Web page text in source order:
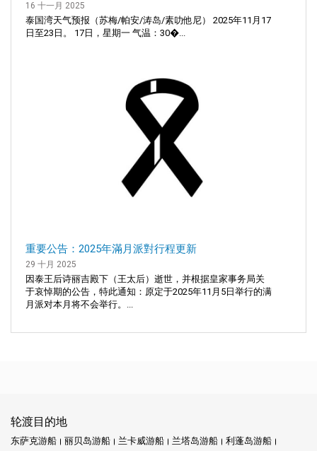
16 十一月 2025
泰国湾天气预报（苏梅/帕安/涛岛/素叻他尼） 2025年11月17
日至23日。 17日，星期一 气温：30�...
重要公告：2025年滿月派對行程更新
29 十月 2025
因泰王后诗丽吉殿下（王太后）逝世，并根据皇家事务局关
于哀悼期的公告，特此通知：原定于2025年11月5日举行的满
月派对本月将不会举行。...
轮渡目的地
东萨克游船 丽贝岛游船 兰卡威游船 兰塔岛游船
利蓬岛游船